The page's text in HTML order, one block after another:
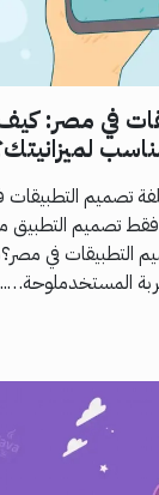
في مصر:
تصميم
تصميم التطبيق مع
التطبيقات في